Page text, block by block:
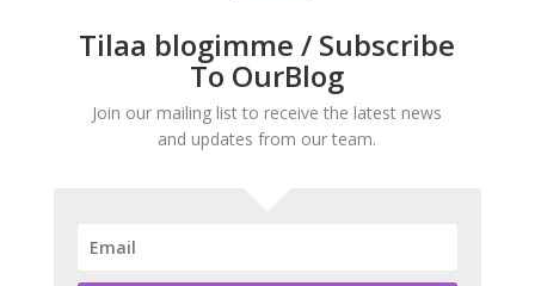
Tilaa blogimme / Subscribe
To OurBlog
Join our mailing list to receive the latest news
and updates from our team.